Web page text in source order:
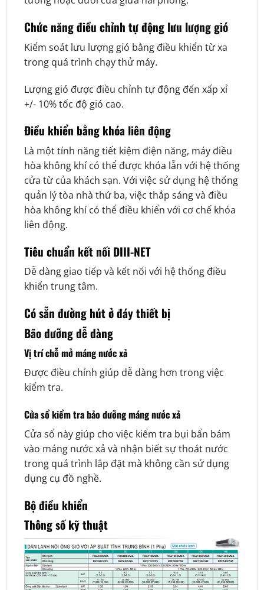
Chức năng điều chỉnh tự động lưu lượng gió
Kiểm soát lưu lượng gió bằng điều khiển từ xa
trong quá trình chạy thử máy.
Lượng gió được điều chỉnh tự động đến xấp xỉ
+/- 10% tốc độ gió cao.
Điều khiển bằng khóa liên động
Là một tính năng tiết kiệm điện năng, máy điều
hòa không khí có thể được khóa lẫn với hệ thống
cửa từ của khách sạn. Với việc sử dụng hệ thống
quản lý tòa nhà thứ ba, việc thắp sáng và điều
hòa không khí có thể điều khiển với cơ chế khóa
liên động.
Tiêu chuẩn kết nối DIII-NET
Dễ dàng giao tiếp và kết nối với hệ thống điều
khiển trung tâm.
Có sẵn đường hút ở đáy thiết bị
Bão dưỡng dễ dàng
Vị trí chỗ mở máng nước xả
Được điều chỉnh giúp dễ dàng hơn trong việc
kiểm tra.
Cửa sổ kiểm tra bảo dưỡng máng nước xả
Cửa sổ này giúp cho việc kiểm tra bụi bẩn bám
vào máng nước xả và nhận biết sự thoát nước
trong quá trình lắp đặt mà không cần sử dụng
dụng cụ đồ nghề.
Bộ điều khiển
Thông số kỹ thuật